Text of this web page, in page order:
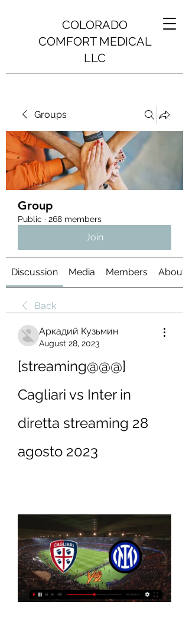
COLORADO
COMFORT MEDICAL
LLC
Groups
Group
Public · 268 members
Join
Discussion Media Members About
Back
Аркадий Кузьмин
August 28, 2023
[streaming@@@]
Cagliari vs Inter in
diretta streaming 28
agosto 2023